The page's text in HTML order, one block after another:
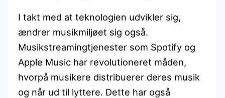
I takt med at teknologien udvikler sig,
ændrer musikmiljøet sig også.
Musikstreamingtjenester som Spotify og
Apple Music har revolutioneret måden,
hvorpå musikere distribuerer deres musik
og når ud til lyttere. Dette har også